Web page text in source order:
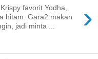
›
favorit Yodha,
hitam. Gara2 makan
jadi minta ...